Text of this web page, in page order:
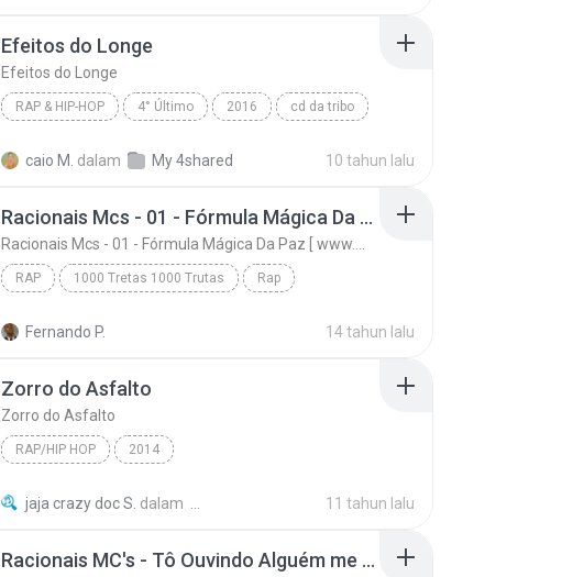
Efeitos do Longe
Efeitos do Longe
RAP & HIP-HOP 4° Último 2016 cd da tribo
Tribo da Periferia 2016 Efeitos do Longe
rap 2016 cd 4 ultimo
tribo da periferia
caio M. dalam My 4shared 10 tahun lalu
Racionais Mcs - 01 - Fórmula Mágica Da Paz [ www.MP3KING.com.br ].mp3
RAP 1000 Tretas 1000 Trutas Rap
Fernando P. 14 tahun lalu
Zorro do Asfalto
Zorro do Asfalto
RAP/HIP HOP 2014
jaja crazy doc S. dalam 11 tahun lalu
Racionais MC's - Tô Ouvindo Alguém me Chamar